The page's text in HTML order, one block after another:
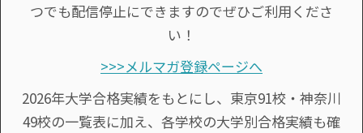
つでも配信停止にできますのでぜひご利用くださ
い！
>>>メルマガ登録ページへ
2026年大学合格実績をもとにし、東京91校・神奈川
49校の一覧表に加え、各学校の大学別合格実績も確